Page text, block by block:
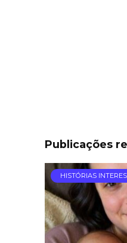
Publicações
HISTÓRIAS